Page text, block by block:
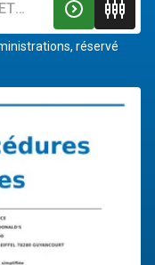
réservé